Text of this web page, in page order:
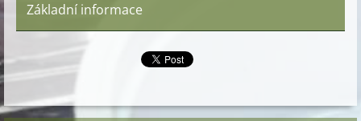
Základní informace